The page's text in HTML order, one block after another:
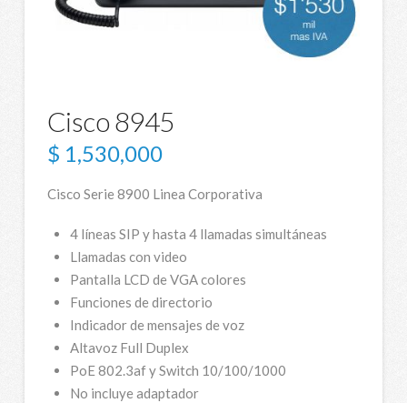
Cisco 8945
$ 1,530,000
Cisco Serie 8900 Linea Corporativa
4 líneas SIP y hasta 4 llamadas simultáneas
Llamadas con video
Pantalla LCD de VGA colores
Funciones de directorio
Indicador de mensajes de voz
Altavoz Full Duplex
PoE 802.3af y Switch 10/100/1000
No incluye adaptador